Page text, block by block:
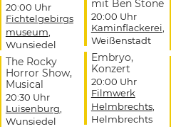
20:00 Uhr
Fichtelgebirgs
museum,
Wunsiedel
The Rocky
Horror Show,
Musical
20:30 Uhr
Luisenburg,
Wunsiedel
mit Ben Stone
20:00 Uhr
Kaminflackerei,
Weißenstadt
Embryo,
Konzert
20:00 Uhr
Filmwerk
Helmbrechts,
Helmbrechts